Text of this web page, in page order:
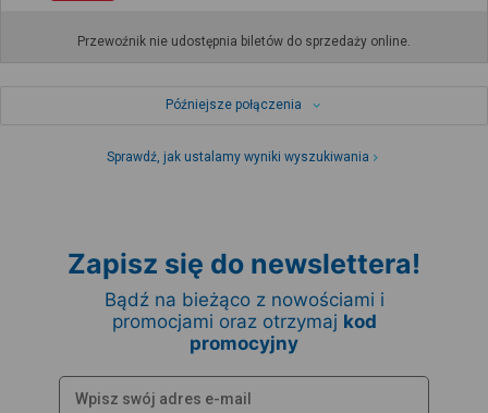
Przewoźnik nie udostępnia biletów do sprzedaży online.
Późniejsze połączenia
Sprawdź, jak ustalamy wyniki wyszukiwania
Zapisz się do newslettera!
Bądź na bieżąco z nowościami i
promocjami oraz otrzymaj kod
promocyjny